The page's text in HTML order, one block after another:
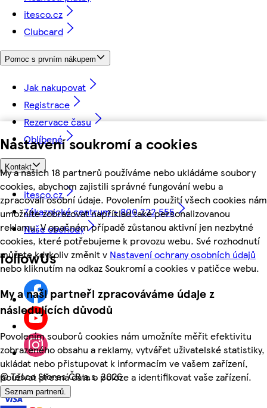
Nastavení soukromí a cookies
My a našich 18 partnerů používáme nebo ukládáme soubory
cookies, abychom zajistili správné fungování webu a
zpracovali osobní údaje. Povolením použití všech cookies nám
umožníte zobrazovat například také personalizovanou
reklamu. V opačném případě zůstanou aktivní jen nezbytné
cookies, které potřebujeme k provozu webu. Své rozhodnutí
můžete kdykoliv změnit v Nastavení ochrany osobních údajů
nebo kliknutím na odkaz Soukromí a cookies v patičce webu.
My a naši partneři zpracováváme údaje z
následujících důvodů
Povolením souborů cookies nám umožníte měřit efektivitu
zobrazeného obsahu a reklamy, vytvářet uživatelské statistiky,
ukládat nebo přistupovat k informacím ve vašem zařízení,
používat přesná data o poloze a identifikovat vaše zařízení.
Seznam partnerů.
itesco.cz
Clubcard
Pomoc s prvním nákupem
Jak nakupovat
Registrace
Rezervace času
Oblíbené
Kontakt
itesco.cz
Zákaznické centrum - 800 222 555
Naše obchody
followUs
©Tesco Stores ČR a.s. 2026